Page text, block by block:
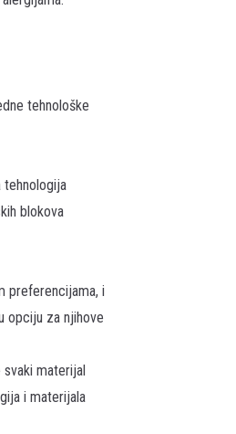
tehnološke
tehnologija
blokova
preferencijama, i
opciju za njihove
materijal
i materijala